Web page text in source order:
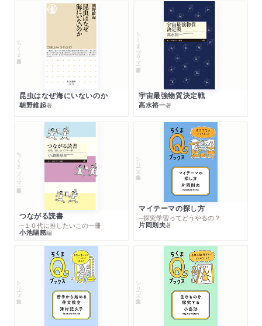
ちくま新書
昆虫はなぜ海にいないのか
朝野維起著
ちくまプリマー新書
宇宙最強物質決定戦
高水裕一著
ちくまプリマー新書
つながる読書
─１０代に推したいこの一冊
小池陽慈編
シリーズ・全集
マイテーマの探し方
─探究学習ってどうやるの？
片岡則夫著
シリーズ・全集 シリーズ・全集